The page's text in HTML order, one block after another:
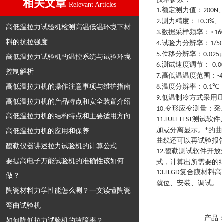
相关文章 Relevant Articles
高低温拉力试验机检测高温低温环境下材
料的抗拉强度
高低温拉力试验机的温控系统与试验环境
控制解析
高低温拉力机的操作注意事项与维护指南
高低温拉力机的产品特点和安全装置介绍
高低温拉力机的结构特点和主要适用方向
高低温拉力机的应用和保养
馥勒仪器讲述拉力试验机的计算公式
要提高电子万能试验机的准确性该如何
做？
陶瓷材料力学性能怎么测？一文读懂陶瓷
弯曲试验机
如何降低拉力试验机的故障率？
1.额定测力值： 200N
2.测力精度：±0.3%
3.数据采样频率：≥
4.试验力分辨率： 1/
5.位移分辨率： 0.025
6.测试速度调节：
7.高低温温度范围： -
8.温度分辨率： 0.1℃
9.低温制冷方式采用
10.变形应变测量：
11.FULETEST测试软件
加或分离显示。*的
曲线还可以再试验报
12.馥勒测试软件开
式，计算出所需要的
13.FLGD复合膜材料
就位、安装、调试。
产品